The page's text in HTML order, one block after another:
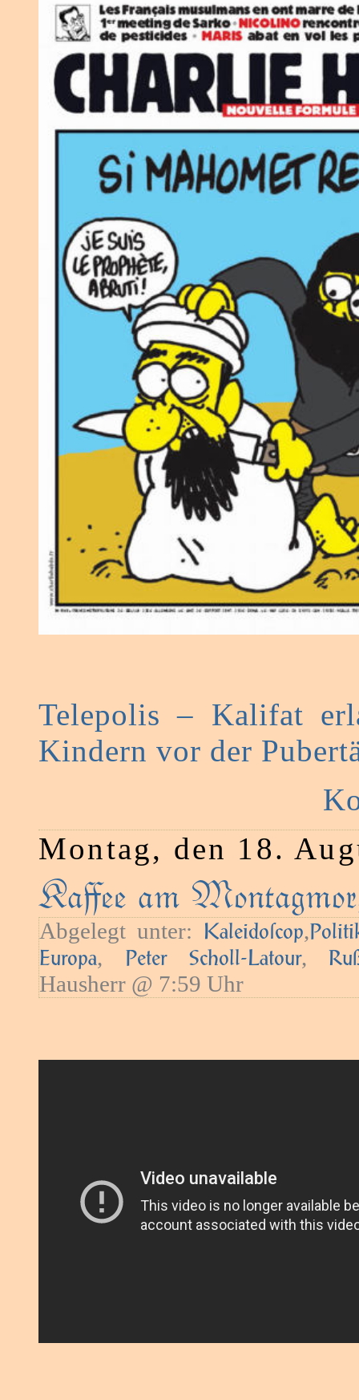
Telepolis – Kalifat
Kindern vor der
Montag, den 18.
Kaﬀee am
Abgelegt unter: Kaleidoſcop,
Europa, Peter Scholl-Latour,
Hausherr @ 7:59 Uhr